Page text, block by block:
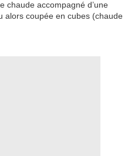
chaude accompagné d’une
alors coupée en cubes (chaude